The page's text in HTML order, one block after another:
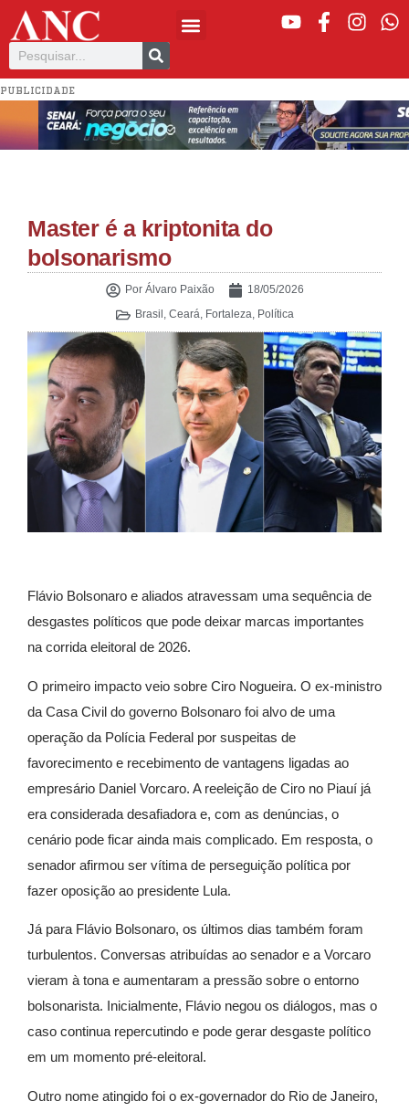
PUBLICIDADE
Master é a kriptonita do
bolsonarismo
PorÁlvaro Paixão
18/05/2026
Brasil , Ceará, Fortaleza, Política
Flávio Bolsonaro e aliados atravessam uma sequência de
desgastes políticos que pode deixar marcas importantes
na corrida eleitoral de 2026.
O primeiro impacto veio sobre Ciro Nogueira. O ex-ministro
da Casa Civil do governo Bolsonaro foi alvo de uma
operação da Polícia Federal por suspeitas de
favorecimento e recebimento de vantagens ligadas ao
empresário Daniel Vorcaro. A reeleição de Ciro no Piauí já
era considerada desafiadora e, com as denúncias, o
cenário pode ficar ainda mais complicado. Em resposta, o
senador afirmou ser vítima de perseguição política por
fazer oposição ao presidente Lula.
Já para Flávio Bolsonaro, os últimos dias também foram
turbulentos. Conversas atribuídas ao senador e a Vorcaro
vieram à tona e aumentaram a pressão sobre o entorno
bolsonarista. Inicialmente, Flávio negou os diálogos, mas o
caso continua repercutindo e pode gerar desgaste político
em um momento pré-eleitoral.
Outro nome atingido foi o ex-governador do Rio de Janeiro,